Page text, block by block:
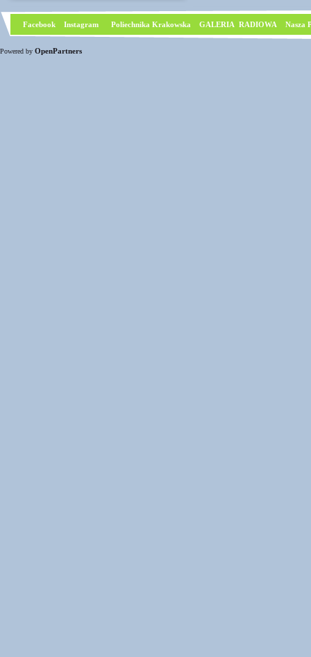
Facebook Instagram Poliechnika Krakowska GALERIA RADIOWA Nasza
Powered by OpenPartners